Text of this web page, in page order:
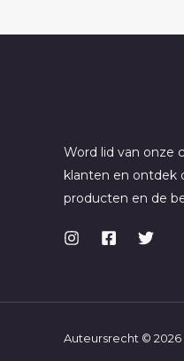
Word lid van onze
klanten en ontdek
producten en de
Auteursrecht ©